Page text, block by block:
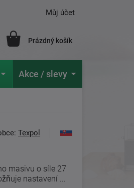
Můj účet
Prázdný košík
Akce / slevy
Texpol
masivu o síle 27
nastavení ...